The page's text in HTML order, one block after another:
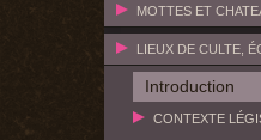
MOTTES ET
LIEUX DE CULTE,
Introduction
CONTEXTE